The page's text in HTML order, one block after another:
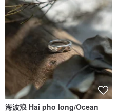
海波浪 Hai pho long/Ocean